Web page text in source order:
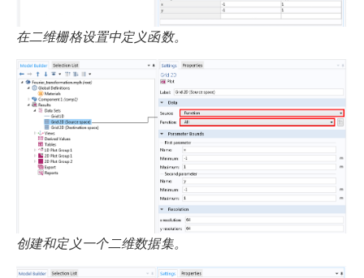
在二维栅格设置中定义函数。
创建和定义一个二维数据集。